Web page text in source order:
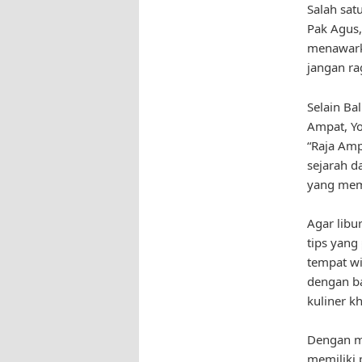
Salah
Pak
jangan
Selain
Ampat,
“Raja
sejarah
yang
Agar
tips yang
tempat
dengan
kuliner
Dengan